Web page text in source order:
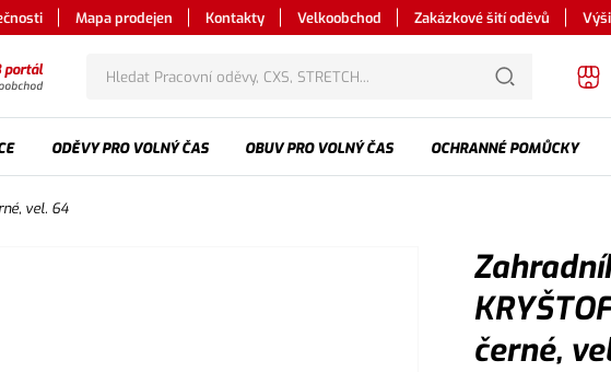
Mapa prodejen Kontakty Velkoobchod Zakázkové šití oděvů
portál
ODĚVY PRO VOLNÝ ČAS OBUV PRO VOLNÝ ČAS OCHRANNÉ POMŮCKY
vel. 64
černé,